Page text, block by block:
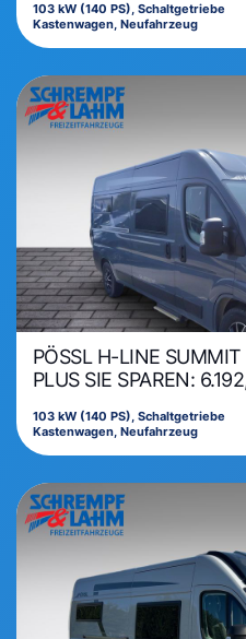
103 kW (140 PS), Schaltgetriebe
Kastenwagen, Neufahrzeug
PÖSSL H-LINE
PLUS SIE SPAREN:
103 kW (140 PS), Schaltgetriebe
Kastenwagen, Neufahrzeug